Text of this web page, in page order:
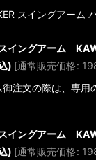
スイングアー
イングアーム
) [通常販売価格:
注文の際は、専用
イングアーム
) [通常販売価格: